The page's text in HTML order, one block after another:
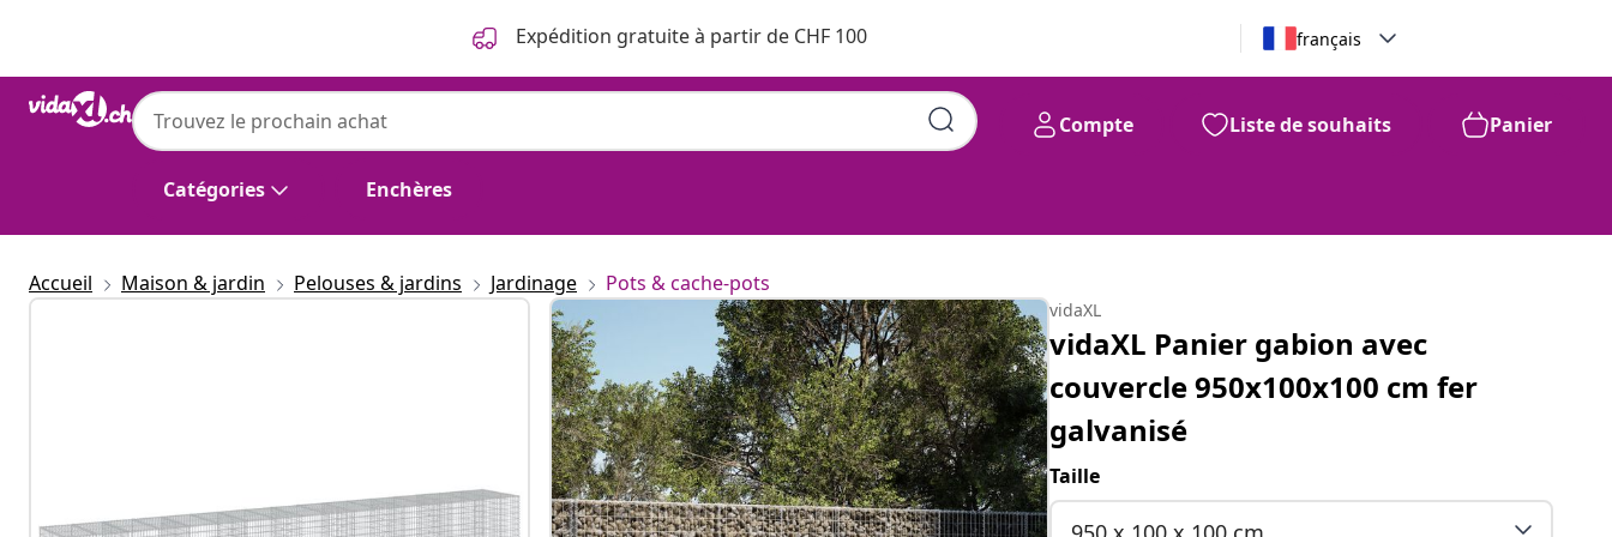
Expédition gratuite à partir de CHF 100 français
Catégories Enchères
Compte Liste de souhaits Panier
Accueil Maison & jardin Pelouses & jardins Jardinage Pots & cache-pots
vidaXL
vidaXL Panier gabion avec
couvercle 950x100x100 cm fer
galvanisé
Taille